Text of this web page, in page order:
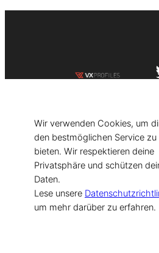
[current_year]
for Models &
Wir verwenden Cookies, um
den bestmöglichen Service zu
bieten. Wir respektieren deine
Privatsphäre und schützen
Daten.
Lese unsere
um mehr darüber zu erfahren.